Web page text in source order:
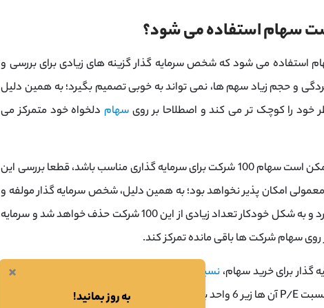
سهام استفاده می شود؟
استفاده می شود که شخص سرمایه گذار گزینه های زیادی برای بررسی و
و حجم زیاد سهم ها، نمی تواند به خوبی تصمیم بگیرد؛ به همین دلیل
خود را کوچک تر می کند و اصطلاحا بر روی سهام دلخواه خود متمرکز می
به عنوان مثال در یک بازه زمانی، ممکن است سهام 100 شرکت برای سرمایه گذاری مناسب باشد، قطعا بررسی این
امکان پذیر نخواهد بود؛ به همین دلیل، شخص سرمایه گذار مولفه و
معیارهایی برای خود در نظر می گیرد و به شکل خودکار تعداد زیادی از این 100 شرکت حذف خواهد شد و سرمایه
سهام شرکت ها باقی مانده تمرکز کند.
برای خرید سهام، نسبت P/E
است و براساس استراتژی معاملاتی خود،
شرکت هایی را انتخاب می کند که نسبت P/E آن ها زیر 6 واحد باشد، بنابراین طیف گسترده ای از سهام شرکت ها
×
به روز بمانید!